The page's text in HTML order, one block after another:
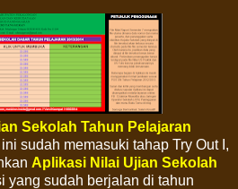
Sekolah Tahun Pelajaran
sudah memasuki tahap Try Out I,
Aplikasi Nilai Ujian Sekolah
yang sudah berjalan di tahun